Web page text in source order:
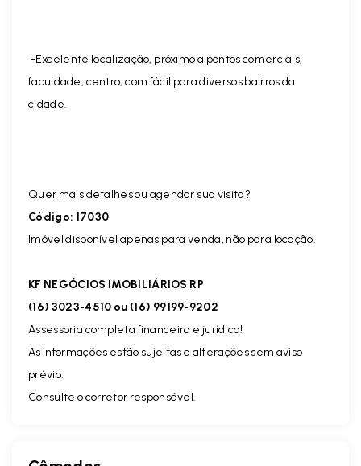
-Excelente localização, próximo a pontos comerciais,
faculdade, centro, com fácil para diversos bairros da
cidade.
Quer mais detalhes ou agendar sua visita?
Código: 17030
Imóvel disponível apenas para venda, não para locação.
KF NEGÓCIOS IMOBILIÁRIOS RP
(16) 3023-4510 ou (16) 99199-9202
Assessoria completa financeira e jurídica!
As informações estão sujeitas a alterações sem aviso
prévio.
Consulte o corretor responsável.